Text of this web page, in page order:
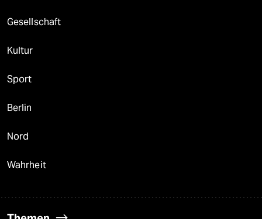
Gesellschaft
Kultur
Sport
Berlin
Nord
Wahrheit